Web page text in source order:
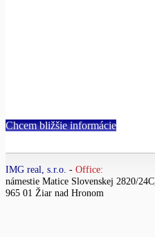
Chcem bližšie informácie
IMG real, s.r.o. - Office:
námestie Matice Slovenskej 2820/24C,
965 01 Žiar nad Hronom